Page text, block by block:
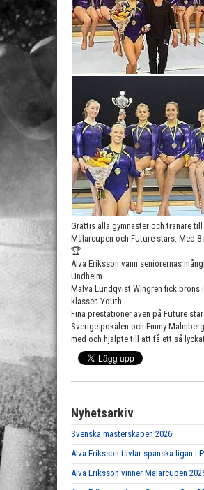
Grattis alla gymnaster och tränare
Mälarcupen och Future stars. Med
🏆
Alva Eriksson vann seniorernas
Undheim.
Malva Lundqvist Wingren fick brons
klassen Youth.
Fina prestationer även på Future
Sverige pokalen och Emmy
med och hjälpte till att få ett så
Nyhetsarkiv
Svenska mästerskapen 2026!
Alva Eriksson tävlar spanska ligan i
Alva Eriksson vinner Mälarcupen